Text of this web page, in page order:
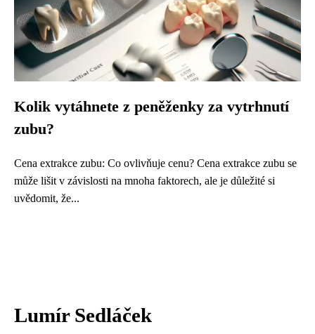
Kolik vytáhnete z peněženky za vytrhnutí
zubu?
Cena extrakce zubu: Co ovlivňuje cenu? Cena extrakce zubu se
může lišit v závislosti na mnoha faktorech, ale je důležité si
uvědomit, že...
Lumír Sedláček